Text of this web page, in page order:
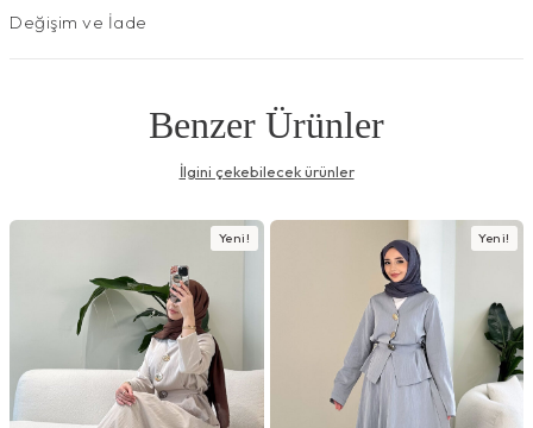
Değişim ve İade
Benzer Ürünler
İlgini çekebilecek ürünler
Yeni! Yeni!